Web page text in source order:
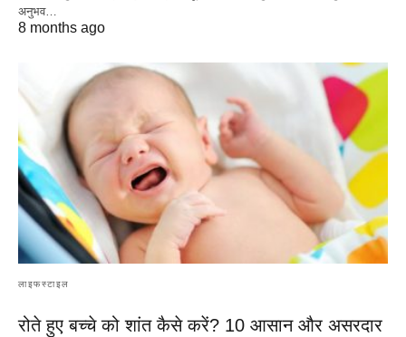
अनुभव…
8 months ago
लाइफस्टाइल
रोते हुए बच्चे को शांत कैसे करें? 10 आसान और असरदार